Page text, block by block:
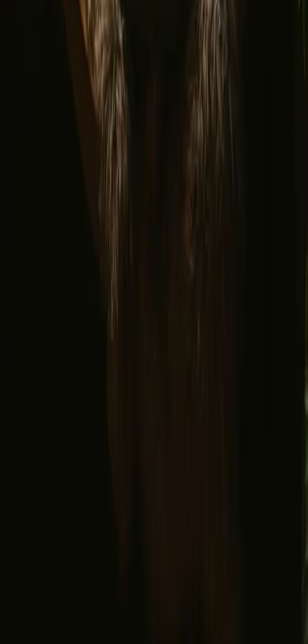
guider. Du kan altid afmelde dig. Læs vores
privatlivspolitik
Download vores app til både værter og gæster!
© 2026 Campanyon AS. All rights reserved.